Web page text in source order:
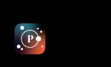
Inhalt
springen